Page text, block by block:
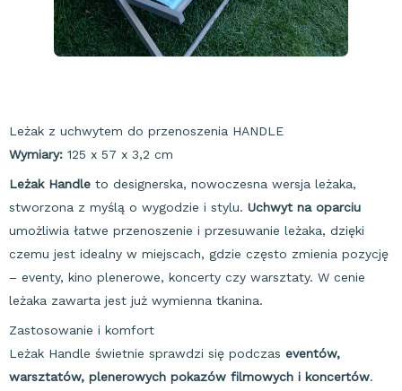
Leżak z uchwytem do przenoszenia HANDLE
Wymiary: 125 x 57 x 3,2 cm
Leżak Handle to designerska, nowoczesna wersja leżaka,
stworzona z myślą o wygodzie i stylu. Uchwyt na oparciu
umożliwia łatwe przenoszenie i przesuwanie leżaka, dzięki
czemu jest idealny w miejscach, gdzie często zmienia pozycję
– eventy, kino plenerowe, koncerty czy warsztaty. W cenie
leżaka zawarta jest już wymienna tkanina.
Zastosowanie i komfort
Leżak Handle świetnie sprawdzi się podczas eventów,
warsztatów, plenerowych pokazów filmowych i koncertów.